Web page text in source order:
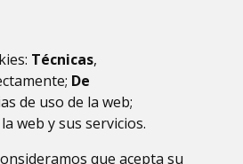
Técnicas,
De
de uso de la web;
web y sus servicios.
que acepta su